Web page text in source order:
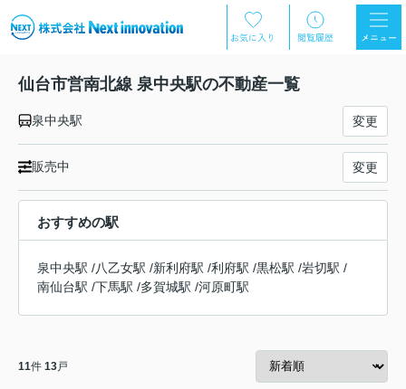
仙台市営南北線 泉中央駅の不動産一覧
泉中央駅 変更
販売中 変更
おすすめの駅
泉中央駅 /八乙女駅 /新利府駅 /利府駅 /黒松駅 /岩切駅 /
南仙台駅 /下馬駅 /多賀城駅 /河原町駅
11件 13戸